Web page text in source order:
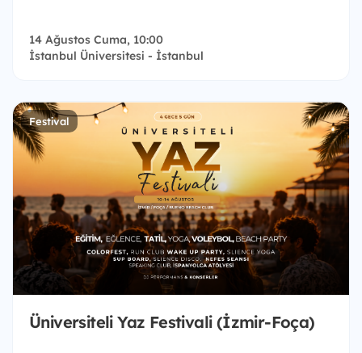
14 Ağustos Cuma, 10:00
İstanbul Üniversitesi - İstanbul
Festival
Üniversiteli Yaz Festivali (İzmir-Foça)